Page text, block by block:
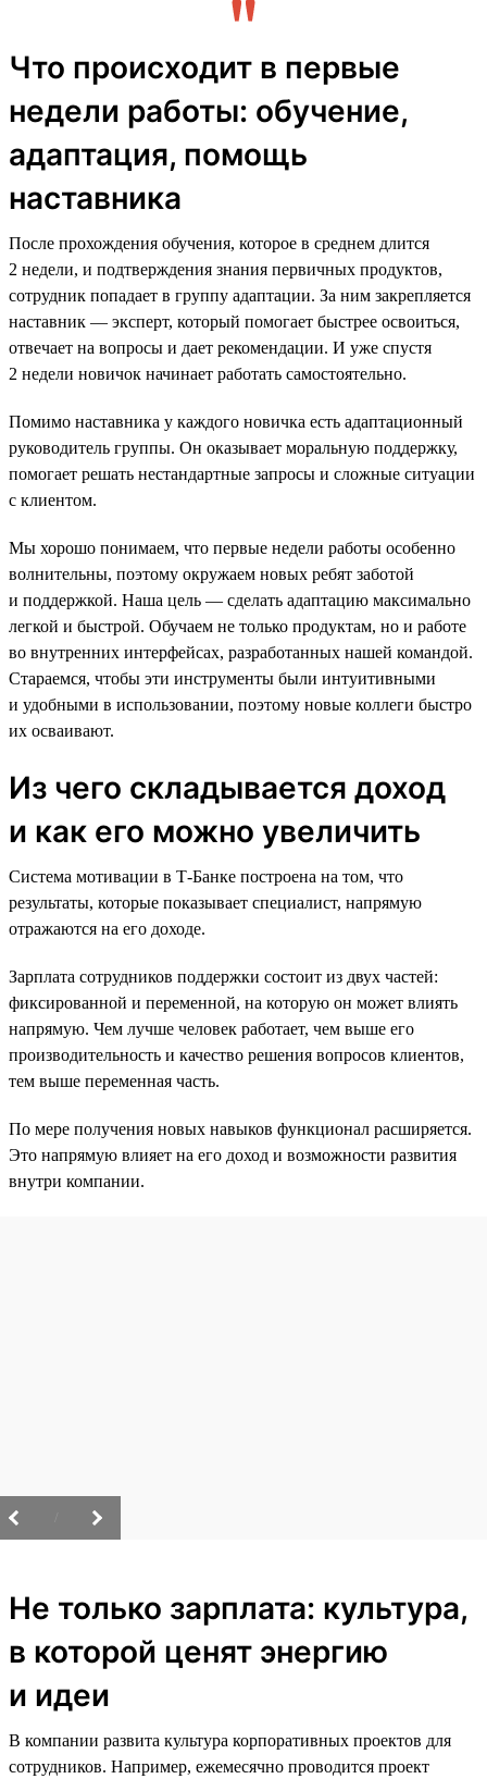
Что происходит в первые
недели работы: обучение,
адаптация, помощь
наставника
После прохождения обучения, которое в среднем длится
2 недели, и подтверждения знания первичных продуктов,
сотрудник попадает в группу адаптации. За ним закрепляется
наставник — эксперт, который помогает быстрее освоиться,
отвечает на вопросы и дает рекомендации. И уже спустя
2 недели новичок начинает работать самостоятельно.
Помимо наставника у каждого новичка есть адаптационный
руководитель группы. Он оказывает моральную поддержку,
помогает решать нестандартные запросы и сложные ситуации
с клиентом.
Мы хорошо понимаем, что первые недели работы особенно
волнительны, поэтому окружаем новых ребят заботой
и поддержкой. Наша цель — сделать адаптацию максимально
легкой и быстрой. Обучаем не только продуктам, но и работе
во внутренних интерфейсах, разработанных нашей командой.
Стараемся, чтобы эти инструменты были интуитивными
и удобными в использовании, поэтому новые коллеги быстро
их осваивают.
Из чего складывается доход
и как его можно увеличить
Система мотивации в Т-Банке построена на том, что
результаты, которые показывает специалист, напрямую
отражаются на его доходе.
Зарплата сотрудников поддержки состоит из двух частей:
фиксированной и переменной, на которую он может влиять
напрямую. Чем лучше человек работает, чем выше его
производительность и качество решения вопросов клиентов,
тем выше переменная часть.
По мере получения новых навыков функционал расширяется.
Это напрямую влияет на его доход и возможности развития
внутри компании.
Не только зарплата: культура,
в которой ценят энергию
и идеи
В компании развита культура корпоративных проектов для
сотрудников. Например, ежемесячно проводится проект